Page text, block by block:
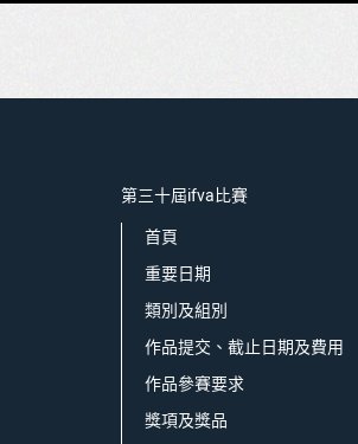
第三十屆ifva比賽
首頁
重要日期
類別及組別
作品提交、截止日期及費用
作品參賽要求
獎項及獎品